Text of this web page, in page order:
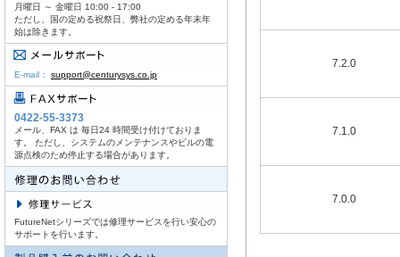
7.2.0
7.1.0
7.0.0
月曜日 ～ 金曜日 10:00 - 17:00
ただし、国の定める祝祭日、弊社の定める年末年
始は除きます。
E-mail： support@centurysys.co.jp
0422-55-3373
メール、FAX は 毎日24 時間受け付けておりま
す。 ただし、システムのメンテナンスやビルの電
源点検のため停止する場合があります。
FutureNetシリーズでは修理サービスを行い安心の
サポートを行います。